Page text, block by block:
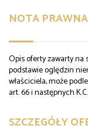
NOTA PRAWNA
Opis oferty zawarty
podstawie oględzin
właściciela, może
art. 66 i następnych K.C.
SZCZEGÓŁY